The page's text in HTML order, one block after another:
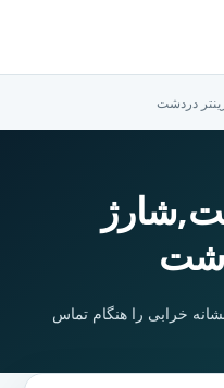
دردشت
خرابی را هنگام تماس